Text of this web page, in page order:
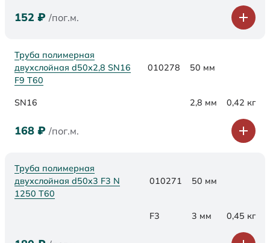
152 ₽ /пог.м.
Труба полимерная
двухслойная d50х2,8 SN16
F9 Т60
010278 50 мм
SN16 2,8 мм 0,42 кг
168 ₽ /пог.м.
Труба полимерная
двухслойная d50x3 F3 N
1250 Т60
010271 50 мм
F3 3 мм 0,45 кг